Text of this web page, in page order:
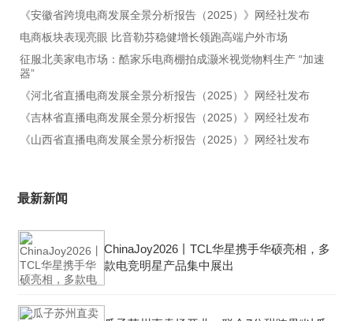
《安徽省跨境电商发展全景分析报告（2025）》网经社发布
电商板块表现亮眼 比音勒芬稳健增长领跑高端户外市场
​征服北美家电市场：酷家乐电商棚拍成灏米视觉物料生产 “加速
器”
《河北省直播电商发展全景分析报告（2025）》网经社发布
《吉林省直播电商发展全景分析报告（2025）》网经社发布
《山西省直播电商发展全景分析报告（2025）》网经社发布
最新新闻
ChinaJoy2026丨TCL华星携手华硕亮相，多
款电竞明星产品集中展出